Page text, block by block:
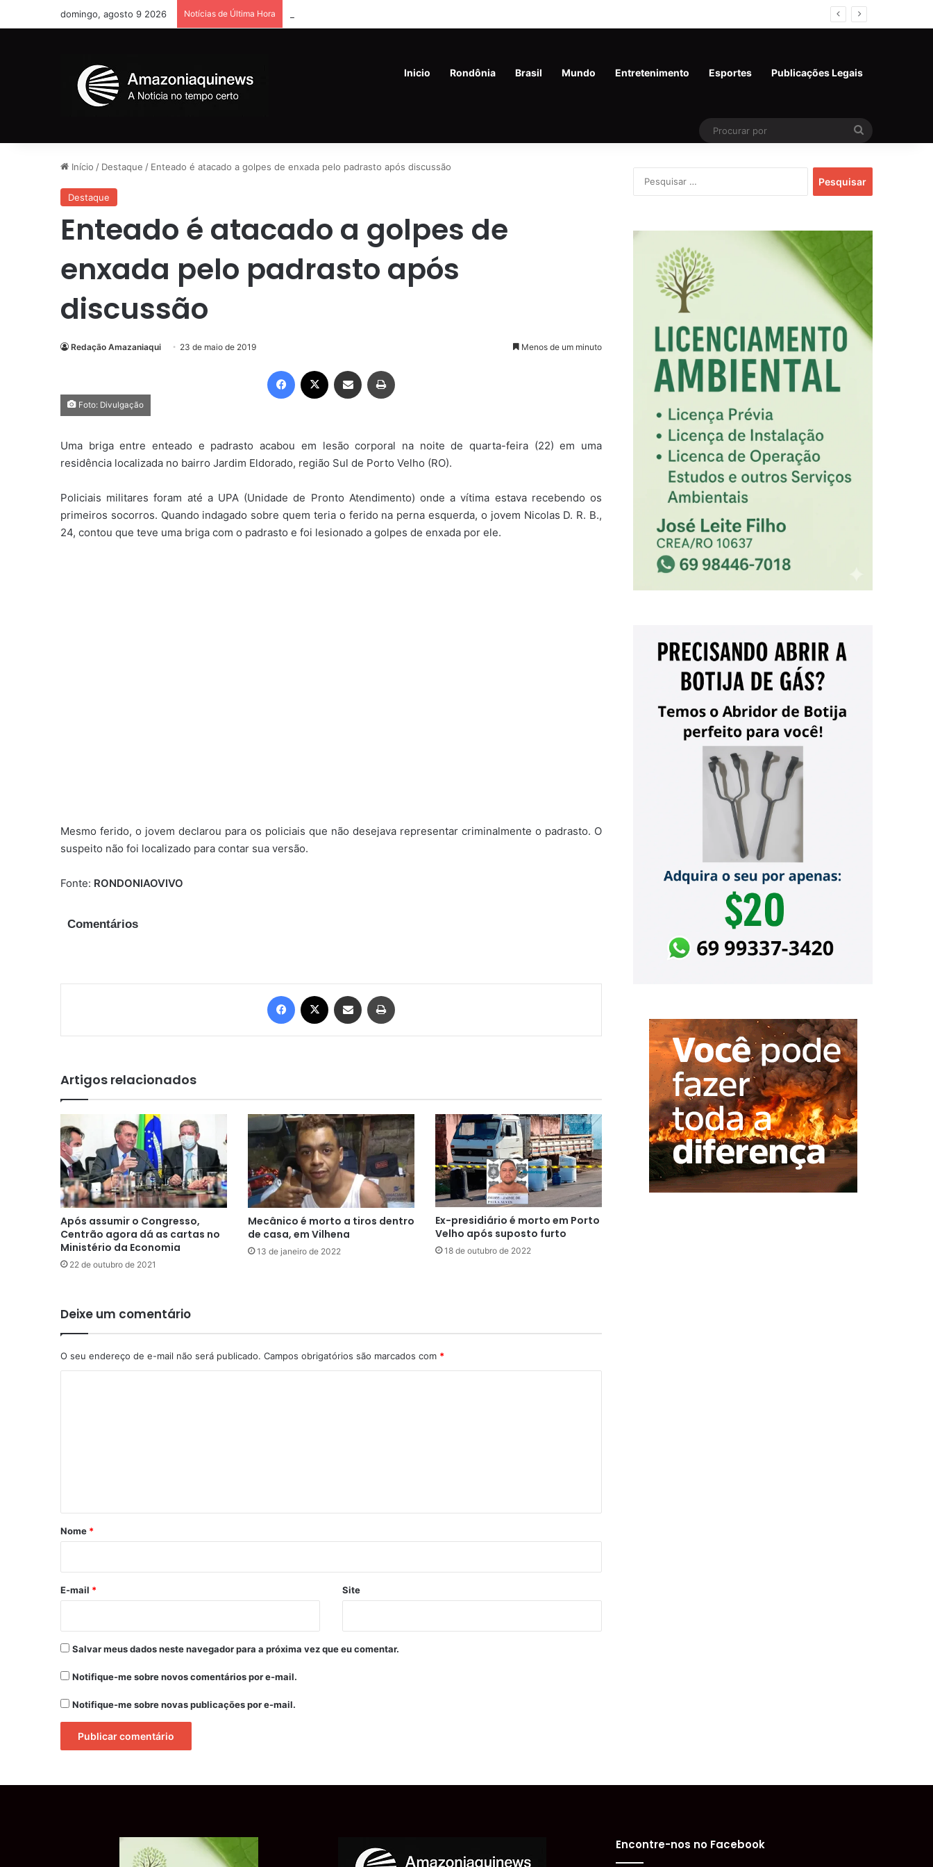
domingo, agosto 9 2026 Notícias de Última Hora
Inicio Rondônia Brasil Mundo Entretenimento Esportes Publicações Legais
Procurar
Início / Destaque / Enteado é atacado a golpes de enxada pelo padrasto após discussão
Destaque
Enteado é atacado a golpes de
enxada pelo padrasto após
discussão
Redação Amazaniaqui 23 de maio de 2019 Menos de um minuto
Facebook Compartilhar via e-mail
Foto: Divulgação
Uma briga entre enteado e padrasto acabou em lesão corporal na noite de quarta-feira (22) em uma
residência localizada no bairro Jardim Eldorado, região Sul de Porto Velho (RO).
Policiais militares foram até a UPA (Unidade de Pronto Atendimento) onde a vítima estava recebendo os
primeiros socorros. Quando indagado sobre quem teria o ferido na perna esquerda, o jovem Nicolas D. R. B.,
24, contou que teve uma briga com o padrasto e foi lesionado a golpes de enxada por ele.
Mesmo ferido, o jovem declarou para os policiais que não desejava representar criminalmente o padrasto. O
suspeito não foi localizado para contar sua versão.
Fonte: RONDONIAOVIVO
Comentários
Facebook Compartilhar via e-mail
Artigos relacionados
Após assumir o Congresso,
Centrão agora dá as cartas no
Ministério da Economia
22 de outubro de 2021
Mecânico é morto a tiros dentro
de casa, em Vilhena
13 de janeiro de 2022
Ex-presidiário é morto em Porto
Velho após suposto furto
18 de outubro de 2022
Deixe um comentário
O seu endereço de e-mail não será publicado. Campos obrigatórios são marcados com *
r
*
Nome *
E-mail * Site
Salvar meus dados neste navegador para a próxima vez que eu comentar.
Notifique-me sobre novos comentários por e-mail.
Notifique-me sobre novas publicações por e-mail.
por:
Encontre-nos no Facebook